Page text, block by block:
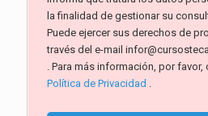
la finalidad de gestionar su
Puede ejercer sus derechos de
través del e-mail
. Para más información, por favor,
Política de Privacidad .